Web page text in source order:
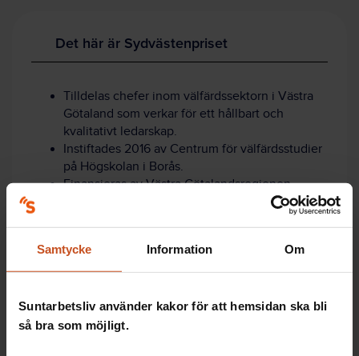
Samtycke Information Om
Suntarbetsliv använder kakor för att hemsidan ska bli
så bra som möjligt.
Det här är Sydvästenpriset
Tilldelas chefer inom välfärdssektorn i Västra
Götaland som verkar för ett hållbart och
kvalitativt ledarskap.
Instiftades 2016 av Centrum för välfärdsstudier
på Högskolan i Borås.
Finansieras av Västra Götalandsregionen.